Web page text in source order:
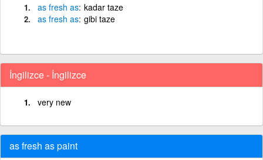
as fresh as kadar taze
as fresh as gibi taze
İngilizce - İngilizce
very new
as fresh as paint